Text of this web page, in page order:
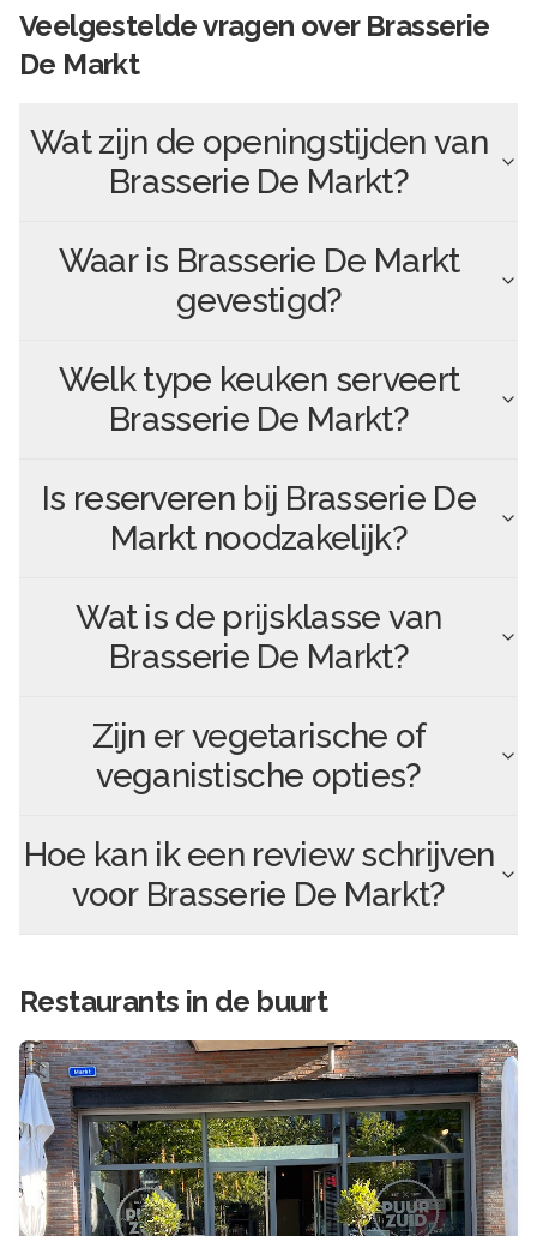
Veelgestelde vragen over Brasserie
De Markt
Wat zijn de openingstijden van
Brasserie De Markt?
Waar is Brasserie De Markt
gevestigd?
Welk type keuken serveert
Brasserie De Markt?
Is reserveren bij Brasserie De
Marktnoodzakelijk?
Wat is de prijsklasse van
Brasserie De Markt?
Zijn er vegetarische of
veganistische opties?
Hoe kan ik een review schrijven
voor Brasserie De Markt?
Restaurants in de buurt